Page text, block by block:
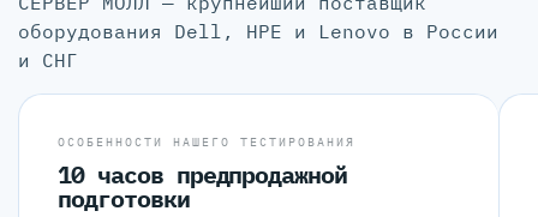
оборудования Dell, HPE и Lenovo в России
и СНГ
ОСОБЕННОСТИ НАШЕГО ТЕСТИРОВАНИЯ
10 часов предпродажной
подготовки